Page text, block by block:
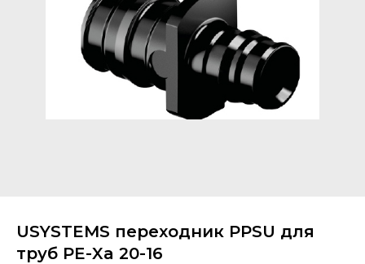
USYSTEMS переходник PPSU для
труб PE-Xa 20-16